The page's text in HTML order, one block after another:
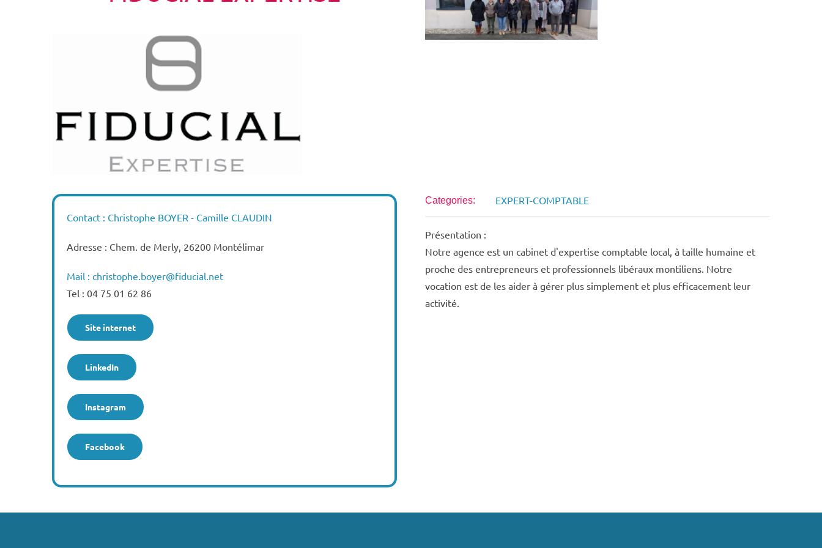
Contact : Christophe BOYER - Camille CLAUDIN
Adresse : Chem. de Merly, 26200 Montélimar
Mail : christophe.boyer@fiducial.net
Tel : 04 75 01 62 86
Site internet
LinkedIn
Instagram
Facebook
Categories: EXPERT-COMPTABLE
Présentation :
Notre agence est un cabinet d'expertise comptable local, à taille humaine et
proche des entrepreneurs et professionnels libéraux montiliens. Notre
vocation est de les aider à gérer plus simplement et plus efficacement leur
activité.